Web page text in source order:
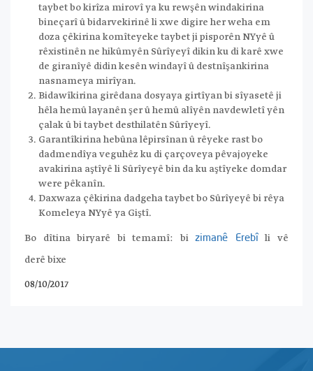
taybet bo kirîza mirovî ya ku rewşên windakirina
bineçarî û bidarvekirinê li xwe digire her weha em
doza çêkirina komîteyeke taybet ji pisporên NYyê û
rêxistinên ne hikûmyên Sûrîyeyî dikin ku di karê xwe
de giranîyê didin kesên windayî û destnîşankirina
nasnameya mirîyan.
Bidawîkirina girêdana dosyaya girtîyan bi sîyasetê ji
hêla hemû layanên şer û hemû alîyên navdewletî yên
çalak û bi taybet desthilatên Sûrîyeyî.
Garantîkirina hebûna lêpirsînan û rêyeke rast bo
dadmendîya veguhêz ku di çarçoveya pêvajoyeke
avakirina aştîyê li Sûrîyeyê bin da ku aştîyeke domdar
were pêkanîn.
Daxwaza çêkirina dadgeha taybet bo Sûrîyeyê bi rêya
Komeleya NYyê ya Giştî.
Bo dîtina biryarê bi temamî: bizimanê Erebîli vê
derê bixe
08/10/2017